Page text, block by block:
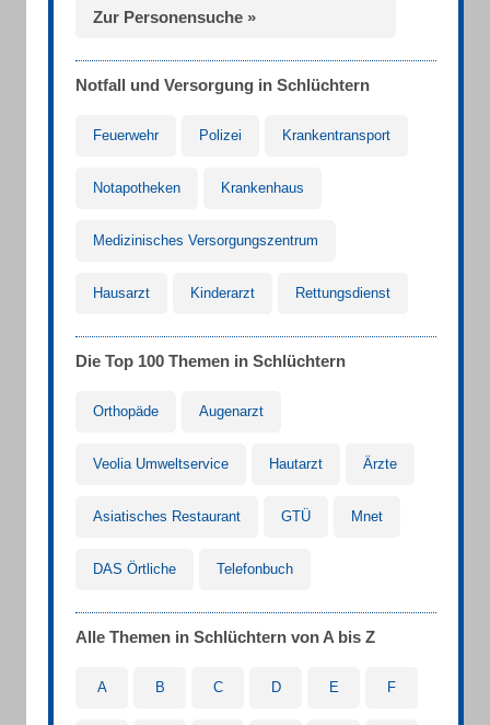
Zur Personensuche »
Notfall und Versorgung in Schlüchtern
Feuerwehr Polizei Krankentransport
Notapotheken Krankenhaus
Medizinisches Versorgungszentrum
Hausarzt Kinderarzt Rettungsdienst
Die Top 100 Themen in Schlüchtern
Orthopäde Augenarzt
Veolia Umweltservice Hautarzt Ärzte
Asiatisches Restaurant GTÜ Mnet
DAS Örtliche Telefonbuch
Alle Themen in Schlüchtern von A bis Z
A B C D E F